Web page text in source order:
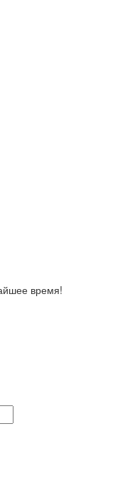
время!